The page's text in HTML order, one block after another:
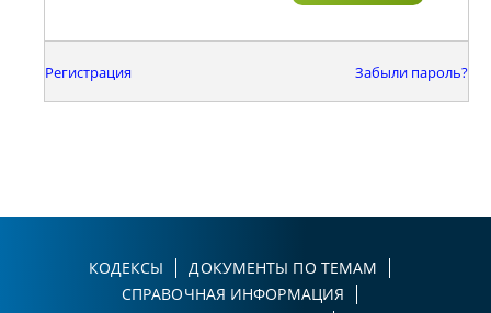
Регистрация Забыли пароль?
КОДЕКСЫ
ДОКУМЕНТЫ ПО ТЕМАМ
СПРАВОЧНАЯ ИНФОРМАЦИЯ